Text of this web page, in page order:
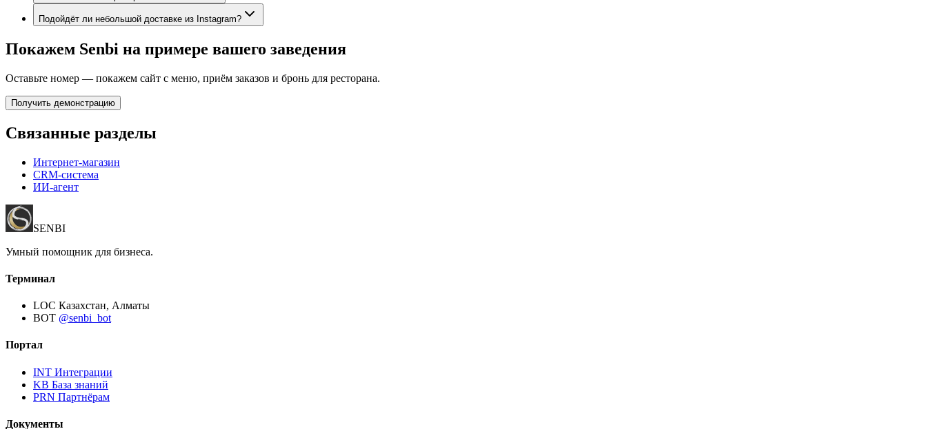
Подойдёт ли небольшой доставке из Instagram?
Покажем Senbi на примере вашего заведения
Оставьте номер — покажем сайт с меню, приём заказов и бронь для ресторана.
Получить демонстрацию
Связанные разделы
Интернет-магазин
CRM-система
ИИ-агент
SENBI
Умный помощник для бизнеса.
Терминал
LOC Казахстан, Алматы
BOT @senbi_bot
Портал
INT Интеграции
KB База знаний
PRN Партнёрам
Документы